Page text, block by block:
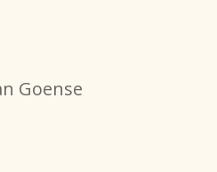
Goense